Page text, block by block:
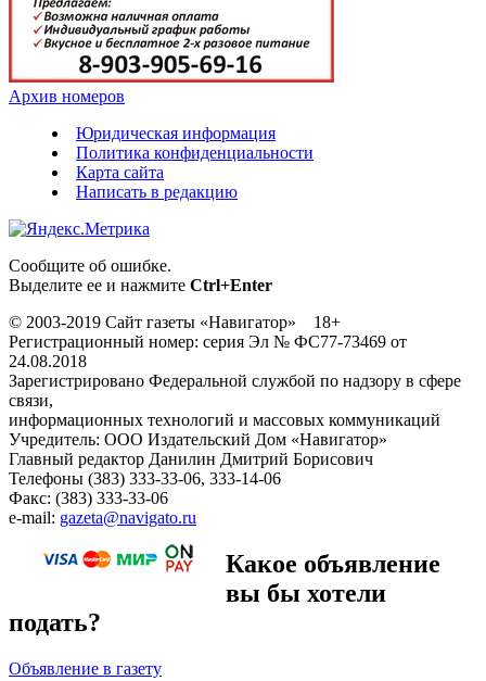
Архив номеров
Юридическая информация
Политика конфиденциальности
Карта сайта
Написать в редакцию
Сообщите об ошибке.
Выделите ее и нажмите Ctrl+Enter
© 2003-2019 Сайт газеты «Навигатор» 18+
Регистрационный номер: серия Эл № ФС77-73469 от
24.08.2018
Зарегистрировано Федеральной службой по надзору в сфере
связи,
информационных технологий и массовых коммуникаций
Учредитель: ООО Издательский Дом «Навигатор»
Главный редактор Данилин Дмитрий Борисович
Телефоны (383) 333-33-06, 333-14-06
Факс: (383) 333-33-06
e-mail: gazeta@navigato.ru
Какое объявление
вы бы хотели
подать?
Объявление в газету